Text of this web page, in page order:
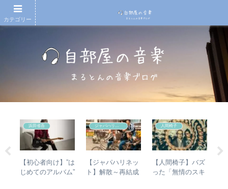
浜田省吾
【初心者向け】”は
じめてのアルバム”
ジャパハリネット
【ジャパハリネッ
ト】解散～再結成
人間椅子
【人間椅子】バズ
った「無情のスキ
カテゴリー